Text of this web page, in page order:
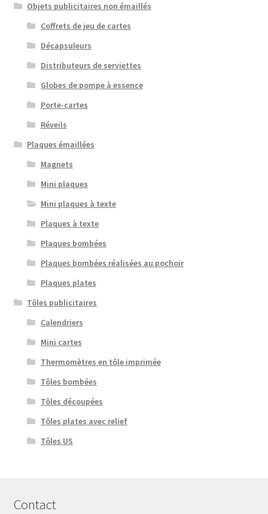
Objets publicitaires non émaillés
Coffrets de jeu de cartes
Décapsuleurs
Distributeurs de serviettes
Globes de pompe à essence
Porte-cartes
Réveils
Plaques émaillées
Magnets
Mini plaques
Mini plaques à texte
Plaques à texte
Plaques bombées
Plaques bombées réalisées au pochoir
Plaques plates
Tôles publicitaires
Calendriers
Mini cartes
Thermomètres en tôle imprimée
Tôles bombées
Tôles découpées
Tôles plates avec relief
Tôles US
Contact